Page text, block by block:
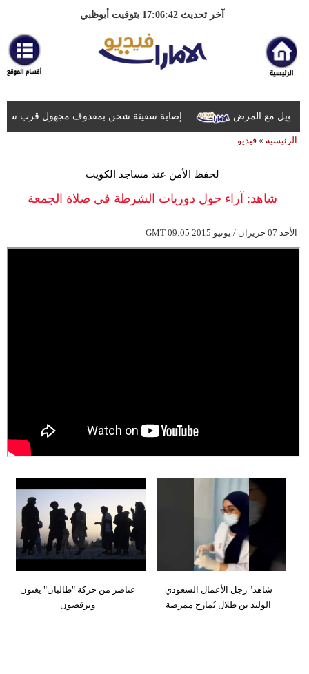
آخر تحديث 17:06:42 بتوقيت أبوظبي
إصابة سفينة شحن بمقذوف مجهول قرب طويل مع المرض
الرئيسية » فيديو
لحفظ الأمن عند مساجد الكويت
شاهد: آراء حول دوريات الشرطة في صلاة الجمعة
GMT 09:05 2015 الأحد 07 حزيران / يونيو
عناصر من حركة "طالبان" يغنون
ويرقصون
شاهد" رجل الأعمال السعودي
الوليد بن طلال يُمازح ممرضة